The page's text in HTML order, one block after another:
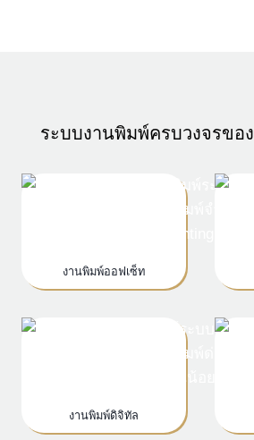
ระบบงานพิมพ์ครบวงจรของ
งานพิมพ์ออฟเซ็ท
งานพิมพ์ดิจิทัล